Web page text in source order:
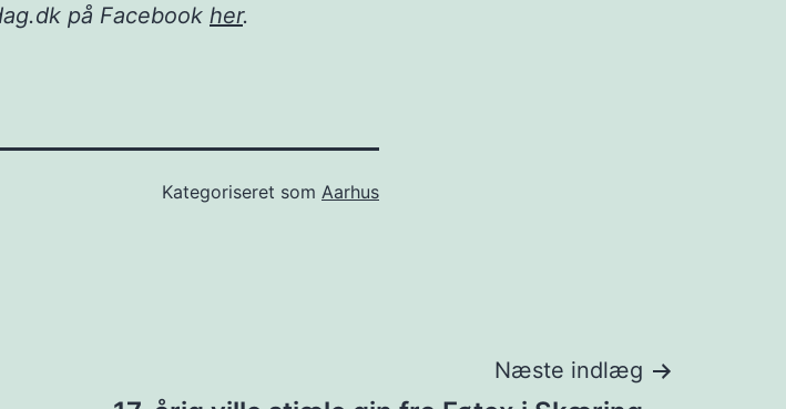
på Facebook her.
Kategoriseret som Aarhus
Næste indlæg